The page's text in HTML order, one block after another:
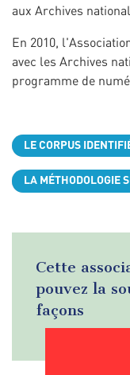
aux Archives
En 2010,
avec les Archives
programme de
LE CORPUS
LA MÉTHODOLOGIE
Cette
pouvez la
façons